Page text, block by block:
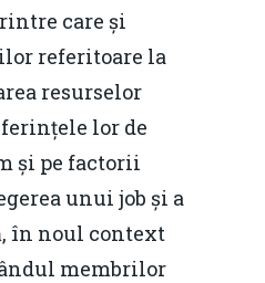
care și
referitoare la
resurselor
lor de
și pe factorii
unui job și a
în noul context
membrilor